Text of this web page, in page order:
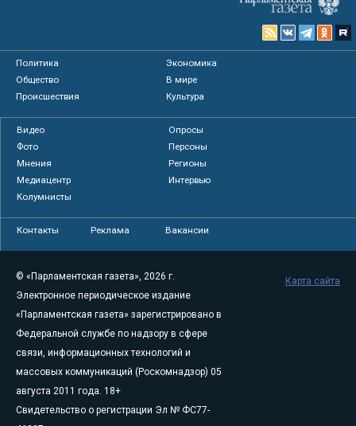
Политика
Экономика
Общество
В мире
Происшествия
Культура
Видео
Опросы
Фото
Персоны
Мнения
Регионы
Медиацентр
Интервью
Колумнисты
Контакты Реклама Вакансии
© «Парламентская газета», 2026 г.
Электронное периодическое издание
«Парламентская газета» зарегистрировано в
Федеральной службе по надзору в сфере
связи, информационных технологий и
массовых коммуникаций (Роскомнадзор) 05
августа 2011 года. 18+
Свидетельство о регистрации Эл № ФС77-
Карта сайта